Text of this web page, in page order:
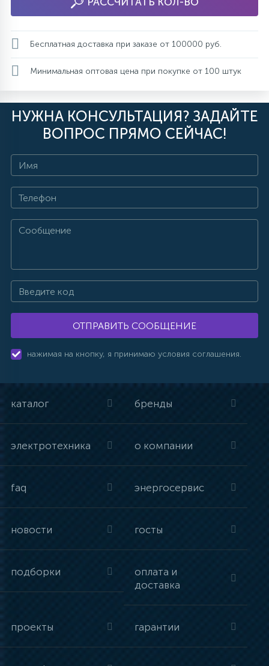
Бесплатная доставка при заказе от 100000 руб.
Минимальная оптовая цена при покупке от 100 штук
НУЖНА КОНСУЛЬТАЦИЯ? ЗАДАЙТЕ
ВОПРОС ПРЯМО СЕЙЧАС!
ОТПРАВИТЬ СООБЩЕНИЕ
нажимая на кнопку, я принимаю условия соглашения.
каталог бренды
электротехника о компании
faq энергосервис
новости госты
подборки
оплата и
доставка
проекты гарантии